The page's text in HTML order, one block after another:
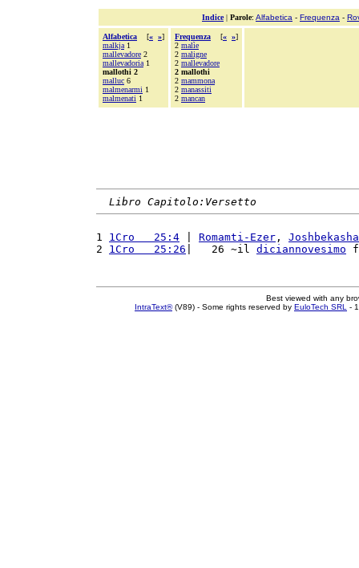
Indice| Parole: Alfabetica - Frequenza -
Alfabetica [« »]
malkja 1
mallevadore 2
mallevadoria 1
mallothi 2
malluc 6
malmenarmi 1
malmenati 1
Frequenza [« »]
2 malìe
2 maligne
2 mallevadore
2 mallothi
2 mammona
2 manassiti
2 mancan
Libro Capitolo:Versetto
1 1Cro   25:4 Romamti-Ezer , Joshbekasha
2 1Cro   25:26 |   26 ~il diciannovesimo
Best viewed with any
IntraText®(V89) - Some rights reserved by EuloTech SRL -